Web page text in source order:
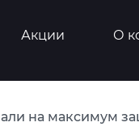
Акции О
на максимум